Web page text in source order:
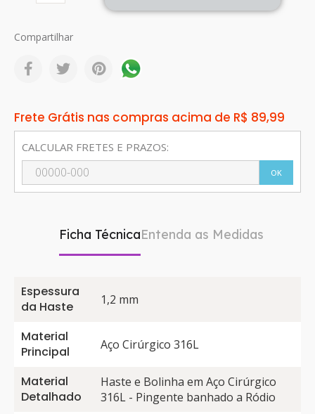
Compartilhar
Frete Grátis nas compras acima de R$ 89,99
CALCULAR FRETES E PRAZOS:
OK
Ficha TécnicaEntenda as Medidas
Espessura
da Haste
1,2 mm
Material
Principal
Aço Cirúrgico 316L
Material
Detalhado
Haste e Bolinha em Aço Cirúrgico
316L - Pingente banhado a Ródio